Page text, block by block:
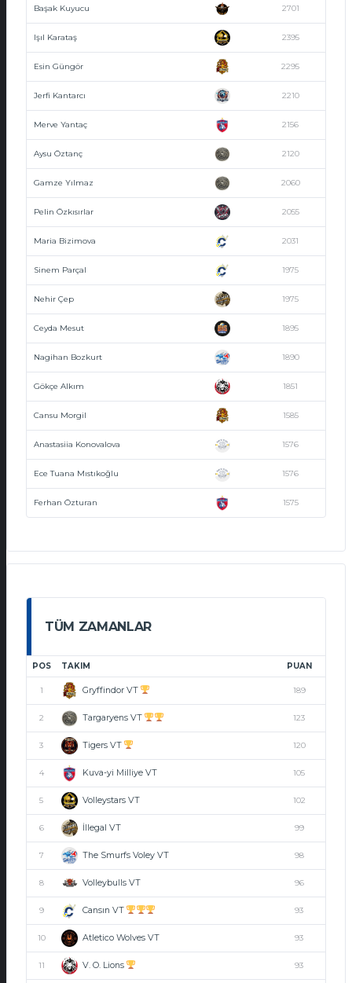
Başak Kuyucu 2701
Işıl Karataş 2395
Esin Güngör 2295
Jerfi Kantarcı 2210
Merve Yantaç 2156
Aysu Öztanç 2120
Gamze Yılmaz 2060
Pelin Özkısırlar 2055
Maria Bizimova 2031
Sinem Parçal 1975
Nehir Çep 1975
Ceyda Mesut 1895
Nagihan Bozkurt 1890
Gökçe Alkım 1851
Cansu Morgil 1585
Anastasiia Konovalova 1576
Ece Tuana Mıstıkoğlu 1576
Ferhan Özturan 1575
TÜM ZAMANLAR
POS TAKIM PUAN
1 Gryffindor VT 189
2 Targaryens VT 123
3 Tigers VT 120
4 Kuva-yi Milliye VT 105
5 Volleystars VT 102
6 İllegal VT 99
7 The Smurfs Voley VT 98
8 Volleybulls VT 96
9 Cansın VT 93
10 Atletico Wolves VT 93
11 V. O. Lions 93